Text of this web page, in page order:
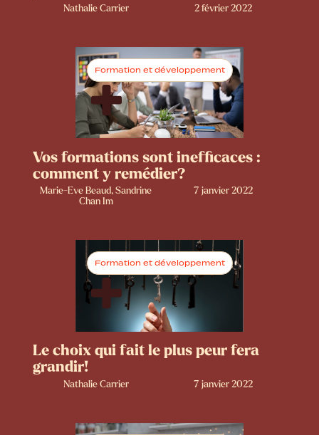
Nathalie Carrier 2 février 2022
Formation et développement
Vos formations sont inefficaces :
comment y remédier?
Marie-Eve Beaud, Sandrine
Chan Im
7 janvier 2022
Formation et développement
Le choix qui fait le plus peur fera
grandir!
Nathalie Carrier 7 janvier 2022